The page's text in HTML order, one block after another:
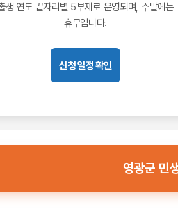
생 연도 끝자리별 5부제로 운영되며, 주말에는
휴무입니다.
신청 일정 확인
영광군 민